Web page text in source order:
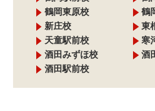
鶴岡東原校
鶴
新庄校
東
天童駅前校
寒
酒田みずほ校
酒
酒田駅前校